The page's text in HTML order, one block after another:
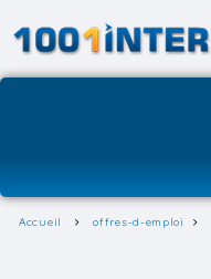
Accueil offres-d-emploi